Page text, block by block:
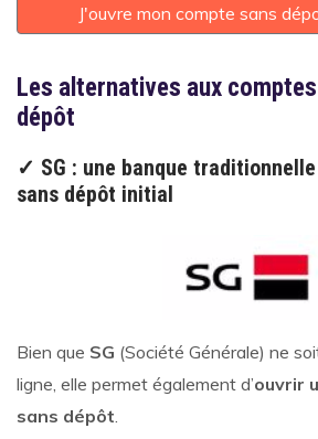
J'ouvre mon compte sans
Les alternatives aux
dépôt
✓ SG : une banque
sans dépôt initial
Bien que SG (Société Générale) ne
ligne, elle permet également d’ouvrir
sans dépôt